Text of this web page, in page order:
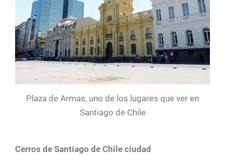
Plaza de Armas, uno de los lugares que ver en
Santiago de Chile
Cerros de Santiago de Chile ciudad